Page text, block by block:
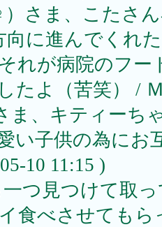
）さま、こたさ
向に進んでくれ
れが病院のフ
たよ（苦笑） /
ま、キティーち
い子供の為にお
10 11:15 )
つ見つけて取
食べさせても